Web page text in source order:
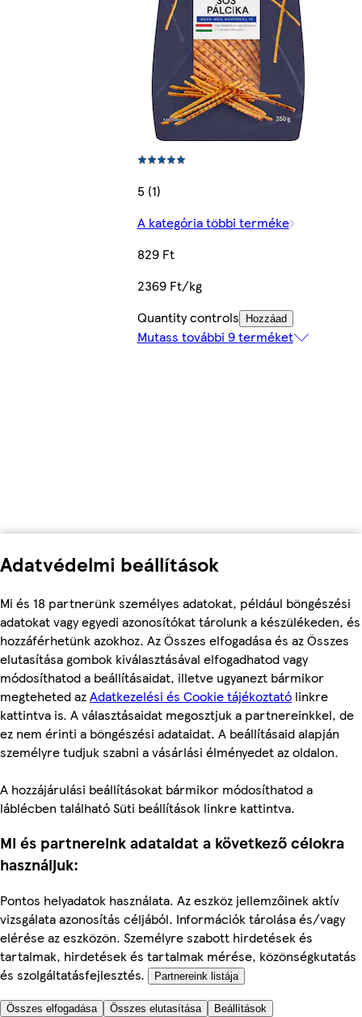
Adatvédelmi beállítások
Mi és 18 partnerünk személyes adatokat, például böngészési
adatokat vagy egyedi azonosítókat tárolunk a készülékeden, és
hozzáférhetünk azokhoz. Az Összes elfogadása és az Összes
elutasítása gombok kiválasztásával elfogadhatod vagy
módosíthatod a beállításaidat, illetve ugyanezt bármikor
megteheted azAdatkezelési és Cookie tájékoztató linkre
kattintva is. A választásaidat megosztjuk a partnereinkkel, de
ez nem érinti a böngészési adataidat. A beállításaid alapján
személyre tudjuk szabni a vásárlási élményedet az oldalon.
A hozzájárulási beállításokat bármikor módosíthatod a
láblécben található Süti beállítások linkre kattintva.
Mi és partnereink adataidat a következő célokra
használjuk:
Pontos helyadatok használata. Az eszköz jellemzőinek aktív
vizsgálata azonosítás céljából. Információk tárolása és/vagy
elérése az eszközön. Személyre szabott hirdetések és
tartalmak, hirdetések és tartalmak mérése, közönségkutatás
és szolgáltatásfejlesztés.
Partnereink listája
Összes elfogadása Összes elutasítása Beállítások
5 (1)
A kategória többi terméke
829 Ft
2369 Ft/kg
Quantity controls
Hozzáad
Mutass további 9 terméket